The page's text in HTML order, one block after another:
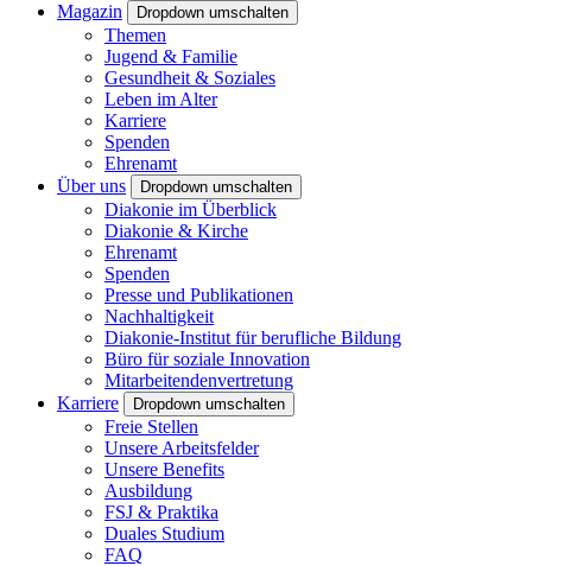
Magazin
Dropdown umschalten
Themen
Jugend & Familie
Gesundheit & Soziales
Leben im Alter
Karriere
Spenden
Ehrenamt
Über uns
Dropdown umschalten
Diakonie im Überblick
Diakonie & Kirche
Ehrenamt
Spenden
Presse und Publikationen
Nachhaltigkeit
Diakonie-Institut für berufliche Bildung
Büro für soziale Innovation
Mitarbeitendenvertretung
Karriere
Dropdown umschalten
Freie Stellen
Unsere Arbeitsfelder
Unsere Benefits
Ausbildung
FSJ & Praktika
Duales Studium
FAQ